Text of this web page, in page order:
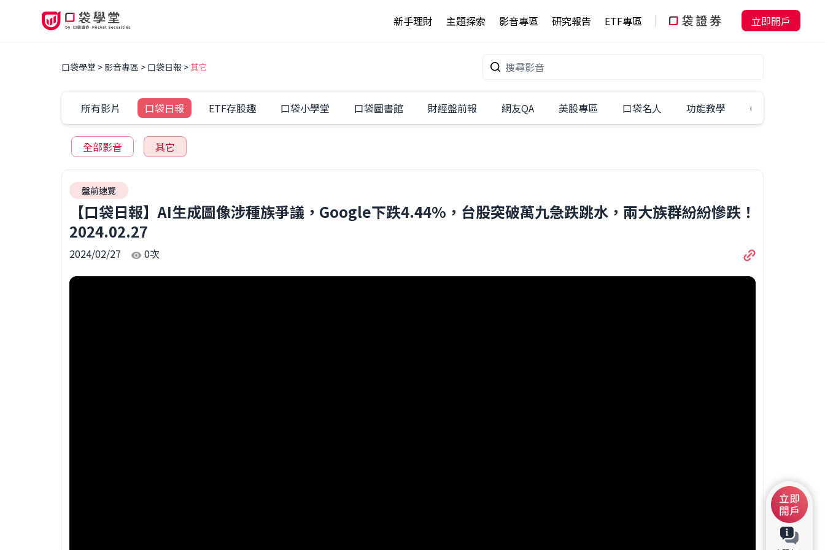
新手理財 主題探索 影音專區 研究報告 ETF專區 立即開戶
口袋學堂 影音專區 口袋日報 其它
所有影片 口袋日報 ETF存股趣 口袋小學堂 口袋圖書館 財經盤前報 網友QA 美股專區 口袋名人 功能教學 60秒學一招
全部影音 其它
盤前速覽
【口袋日報】AI生成圖像涉種族爭議，Google下跌4.44%，台股突破萬九急跌跳水，兩大族群紛紛慘跌！
2024.02.27
2024/02/27 0次